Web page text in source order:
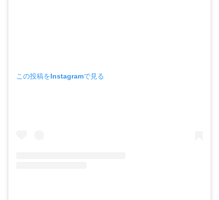
この投稿をInstagramで見る